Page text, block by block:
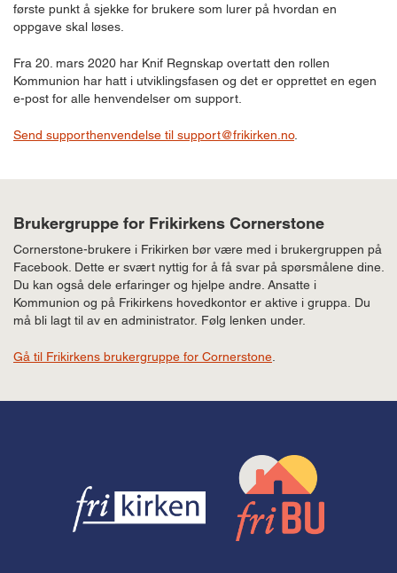
første punkt å sjekke for brukere som lurer på hvordan en
oppgave skal løses.
Fra 20. mars 2020 har Knif Regnskap overtatt den rollen
Kommunion har hatt i utviklingsfasen og det er opprettet en egen
e-post for alle henvendelser om support.
Send supporthenvendelse til support@frikirken.no.
Brukergruppe for Frikirkens Cornerstone
Cornerstone-brukere i Frikirken bør være med i brukergruppen på
Facebook. Dette er svært nyttig for å få svar på spørsmålene dine.
Du kan også dele erfaringer og hjelpe andre. Ansatte i
Kommunion og på Frikirkens hovedkontor er aktive i gruppa. Du
må bli lagt til av en administrator. Følg lenken under.
Gå til Frikirkens brukergruppe for Cornerstone.